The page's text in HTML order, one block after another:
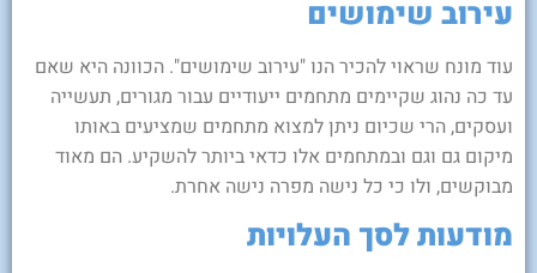
עירוב שימושים
עוד מונח שראוי להכיר הנו "עירוב שימושים". הכוונה היא שאם
עד כה נהוג שקיימים מתחמים ייעודיים עבור מגורים, תעשייה
ועסקים, הרי שכיום ניתן למצוא מתחמים שמציעים באותו
מיקום גם וגם ובמתחמים אלו כדאי ביותר להשקיע. הם מאוד
מבוקשים, ולו כי כל נישה מפרה נישה אחרת.
מודעות לסך העלויות